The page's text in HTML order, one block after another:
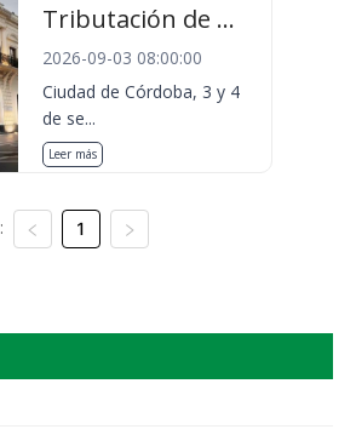
Tributación de ...
2026-09-03 08:00:00
Ciudad de Córdoba, 3 y 4
de se...
Leer más
1